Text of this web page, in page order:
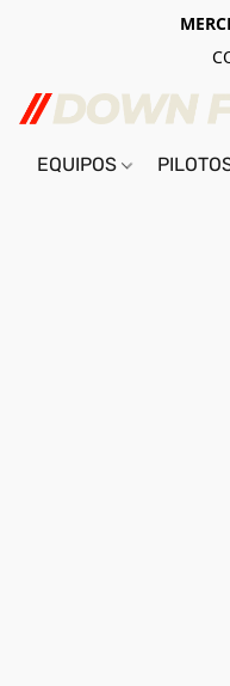
EQUIPOS